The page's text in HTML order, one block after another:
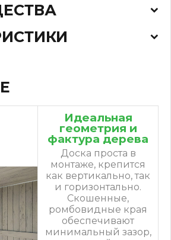
Идеальная
геометрия и
фактура дерева
Доска проста в
монтаже, крепится
как вертикально, так
и горизонтально.
Скошенные,
ромбовидные края
обеспечивают
минимальный зазор,